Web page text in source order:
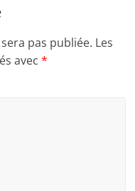
pas publiée. Les
avec*